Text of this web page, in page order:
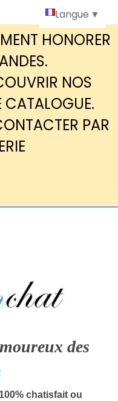
HONORER
NOS
CATALOGUE.
PAR
des
chatisfait ou
Langue ▼